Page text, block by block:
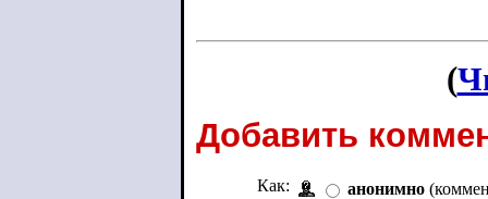
(
Добавить
Как: анонимно